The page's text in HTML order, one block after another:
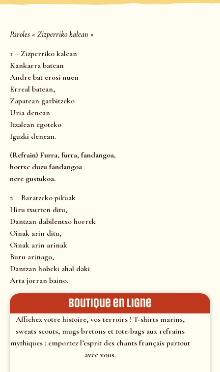
Paroles « Zizperriko kalean »
1 – Zizperriko kalean
Kankarra batean
Andre bat erosi nuen
Erreal batean,
Zapatean garbitzeko
Uria denean
Itzalean egoteko
Iguzki denean.
(Refrain) Furra, furra, fandangoa,
hortxe duzu fandangoa
nere gustukoa.
2 – Baratzeko pikuak
Hiru txurten ditu,
Dantzan dabilentxo horrek
Oinak arin ditu,
Oinak arin arinak
Buru arinago,
Dantzan hobeki ahal daki
Arta jorran baino.
Boutique en ligne
Affichez votre histoire, vos terroirs ! T-shirts marins,
sweats scouts, mugs bretons et tote-bags aux refrains
mythiques : emportez l’esprit des chants français partout
avec vous.